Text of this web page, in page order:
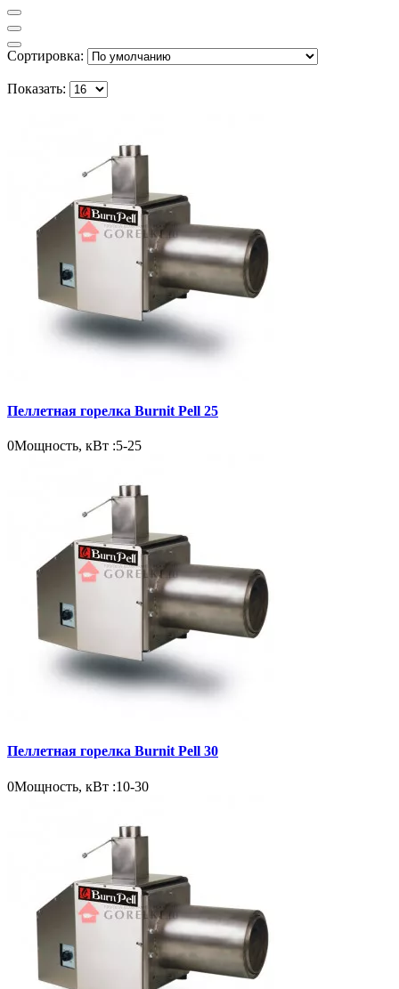
Сортировка:
Показать:
Пеллетная горелка Burnit Pell 25
0Мощность, кВт :5-25
Пеллетная горелка Burnit Pell 30
0Мощность, кВт :10-30